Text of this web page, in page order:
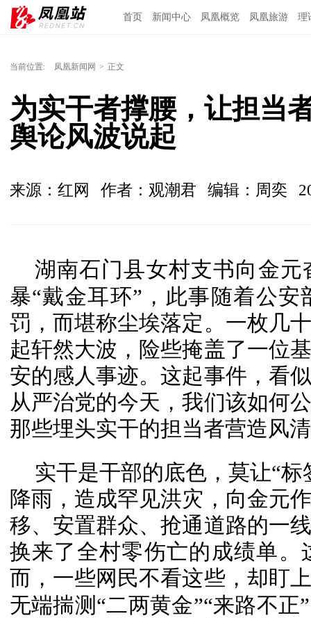
首页 新闻中心 凤凰概览 凤凰旅游 理
当前位置: 凤凰新闻网 > 正文
为实干者撑腰，让担
舆论风波说起
来源：红网 作者：观潮君 编辑：周奕
湖南石门县女村支书向金元
暴“戴金耳环”，此事随着公
罚，而堪称尘埃落定。一枚几
起轩然大波，险些掩盖了一位
安的感人事迹。这起事件，看
从严治党的今天，我们该如何
那些埋头实干的担当者营造风
实干是干部的底色，莫让“
降雨，造成罕见洪灾，向金元
移、安置群众、抢通道路的一
换来了全村零伤亡的成绩单
而，一些网民不看这些，却盯
无端揣测“二两黄金”“来路不